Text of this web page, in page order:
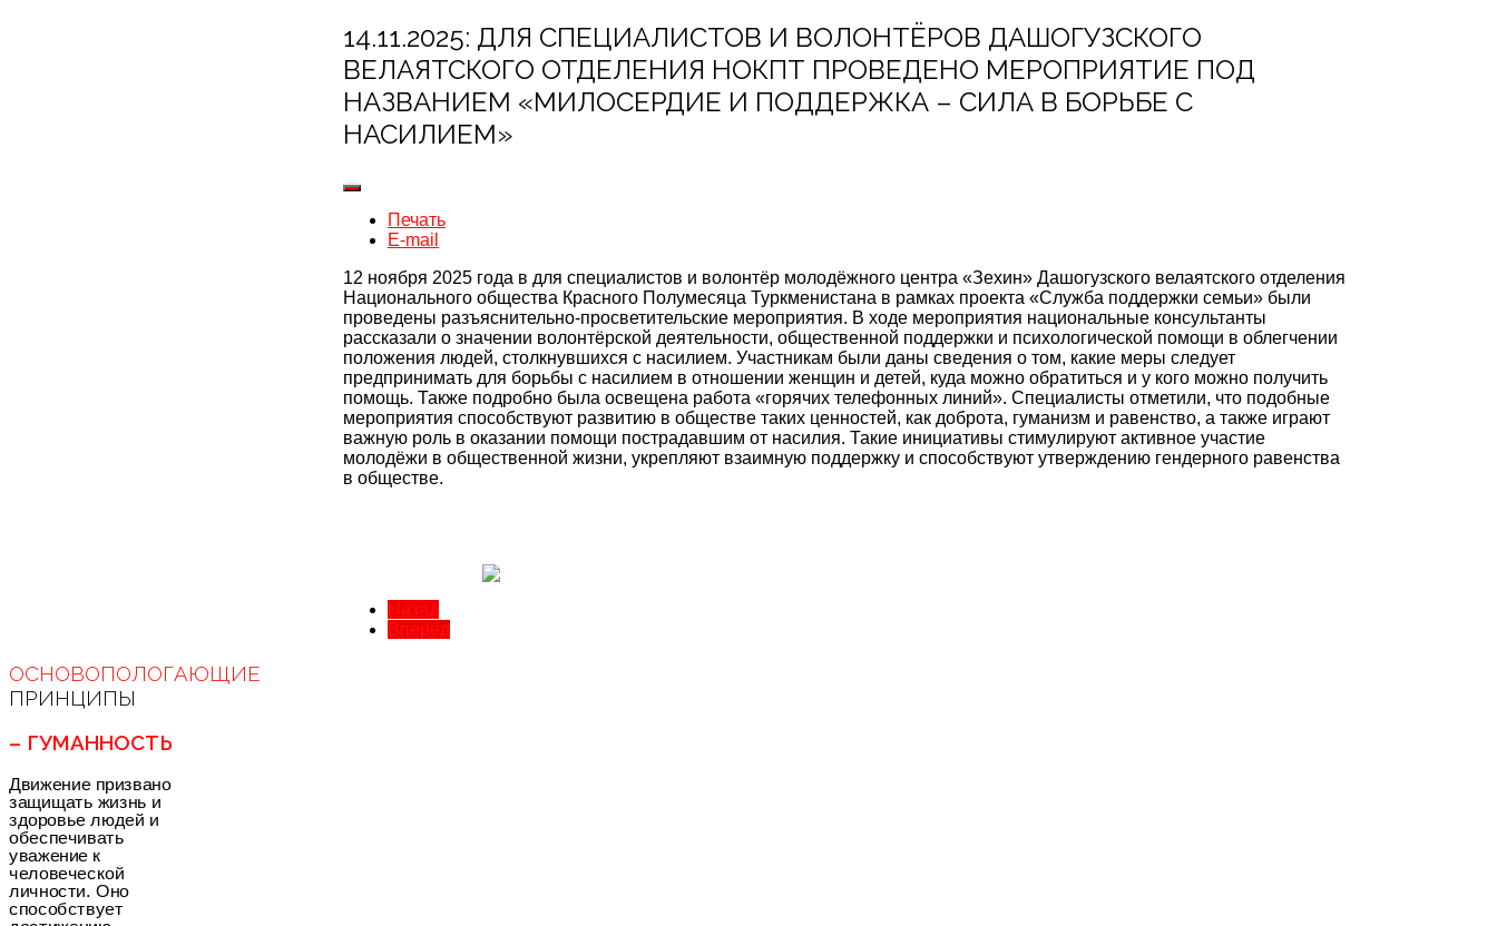
14.11.2025: ДЛЯ СПЕЦИАЛИСТОВ И ВОЛОНТЁРОВ ДАШОГУЗСКОГО
ВЕЛАЯТСКОГО ОТДЕЛЕНИЯ НОКПТ ПРОВЕДЕНО МЕРОПРИЯТИЕ ПОД
НАЗВАНИЕМ «МИЛОСЕРДИЕ И ПОДДЕРЖКА – СИЛА В БОРЬБЕ С
НАСИЛИЕМ»
Печать
E-mail
12 ноября 2025 года в для специалистов и волонтёр молодёжного центра «Зехин» Дашогузского велаятского отделения
Национального общества Красного Полумесяца Туркменистана в рамках проекта «Служба поддержки семьи» были
проведены разъяснительно-просветительские мероприятия. В ходе мероприятия национальные консультанты
рассказали о значении волонтёрской деятельности, общественной поддержки и психологической помощи в облегчении
положения людей, столкнувшихся с насилием. Участникам были даны сведения о том, какие меры следует
предпринимать для борьбы с насилием в отношении женщин и детей, куда можно обратиться и у кого можно получить
помощь. Также подробно была освещена работа «горячих телефонных линий». Специалисты отметили, что подобные
мероприятия способствуют развитию в обществе таких ценностей, как доброта, гуманизм и равенство, а также играют
важную роль в оказании помощи пострадавшим от насилия. Такие инициативы стимулируют активное участие
молодёжи в общественной жизни, укрепляют взаимную поддержку и способствуют утверждению гендерного равенства
в обществе.
ОСНОВОПОЛОГАЮЩИЕ
ПРИНЦИПЫ
– ГУМАННОСТЬ
Движение призвано
защищать жизнь и
здоровье людей и
обеспечивать
уважение к
человеческой
личности. Оно
способствует